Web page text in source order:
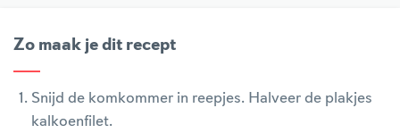
Zo maak je dit recept
Snijd de komkommer in reepjes. Halveer de plakjes
kalkoenfilet.